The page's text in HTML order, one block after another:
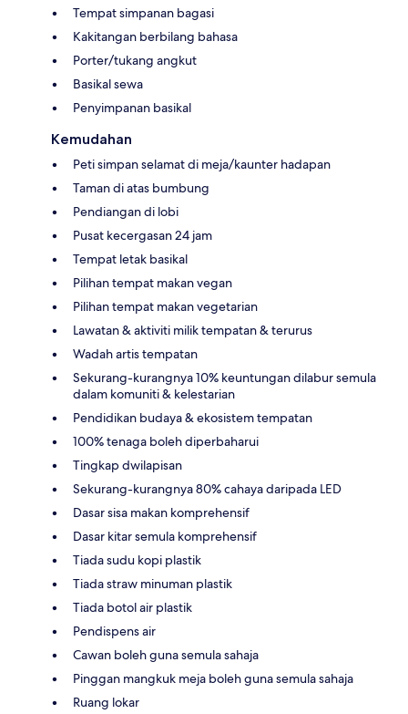
Tempat simpanan bagasi
Kakitangan berbilang bahasa
Porter/tukang angkut
Basikal sewa
Penyimpanan basikal
Kemudahan
Peti simpan selamat di meja/kaunter hadapan
Taman di atas bumbung
Pendiangan di lobi
Pusat kecergasan 24 jam
Tempat letak basikal
Pilihan tempat makan vegan
Pilihan tempat makan vegetarian
Lawatan & aktiviti milik tempatan & terurus
Wadah artis tempatan
Sekurang-kurangnya 10% keuntungan dilabur semula
dalam komuniti & kelestarian
Pendidikan budaya & ekosistem tempatan
100% tenaga boleh diperbaharui
Tingkap dwilapisan
Sekurang-kurangnya 80% cahaya daripada LED
Dasar sisa makan komprehensif
Dasar kitar semula komprehensif
Tiada sudu kopi plastik
Tiada straw minuman plastik
Tiada botol air plastik
Pendispens air
Cawan boleh guna semula sahaja
Pinggan mangkuk meja boleh guna semula sahaja
Ruang lokar